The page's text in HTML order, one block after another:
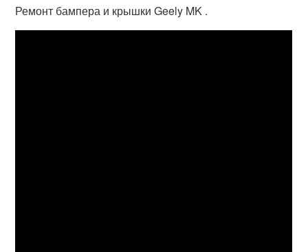
Ремонт бампера и крышки Geely MK .